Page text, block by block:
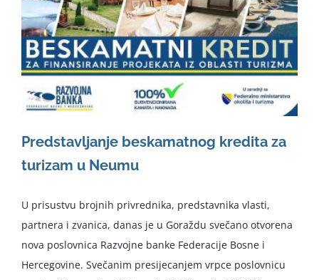
Predstavljanje beskamatnog kredita za
turizam u Neumu
U prisustvu brojnih privrednika, predstavnika vlasti,
partnera i zvanica, danas je u Goraždu svečano otvorena
nova poslovnica Razvojne banke Federacije Bosne i
Hercegovine. Svečanim presijecanjem vrpce poslovnicu